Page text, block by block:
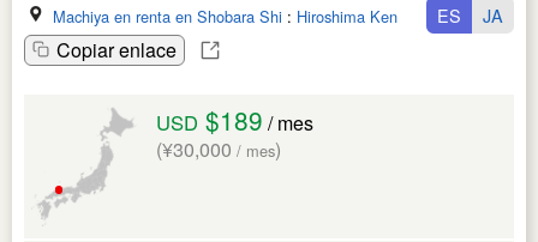
Machiya en renta en Shobara Shi : Hiroshima Ken
Copiar enlace
ES JA
USD $189 / mes
(¥30,000 / mes)